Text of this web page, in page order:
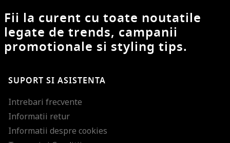
Fii la curent cu toate noutatile
legate de trends, campanii
promotionale si styling tips.
SUPORT SI ASISTENTA
Intrebari frecvente
Informatii retur
Informatii despre cookies